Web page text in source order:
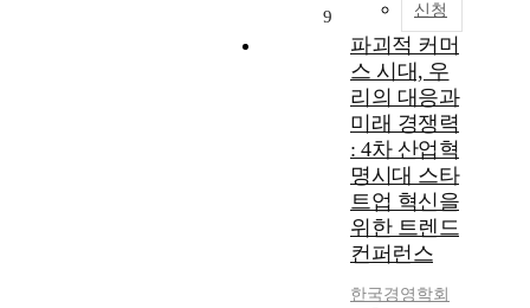
신청
9
파괴적 커머
스 시대, 우
리의 대응과
미래 경쟁력
: 4차 산업혁
명시대 스타
트업 혁신을
위한 트렌드
컨퍼런스
한국경영학회